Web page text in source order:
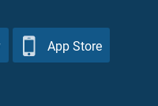
App Store